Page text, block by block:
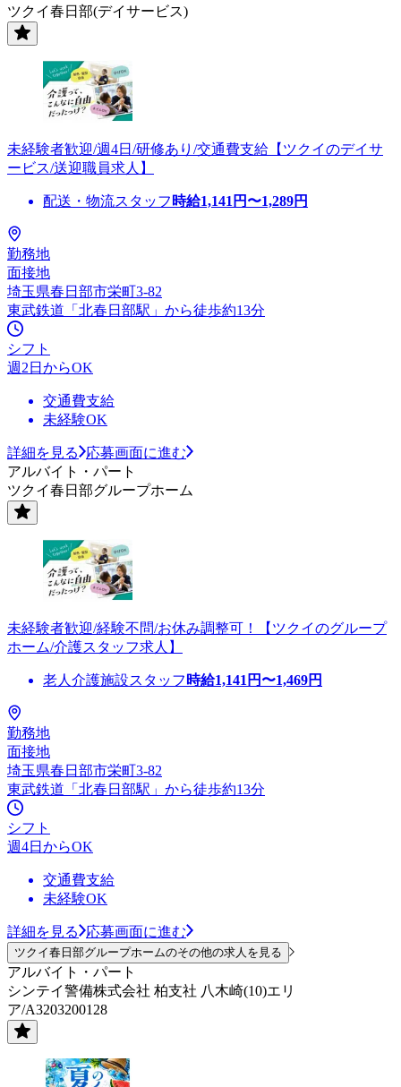
ツクイ春日部(デイサービス)
未経験者歓迎/週4日/研修あり/交通費支給【ツクイのデイサ
ービス/送迎職員求人】
配送・物流スタッフ 時給1,141 円〜1,289円
勤務地
面接地
埼玉県春日部市栄町3-82
東武鉄道「北春日部駅」から徒歩約13分
シフト
週2日からOK
交通費支給
未経験OK
詳細を見る
応募画面に進む
アルバイト・パート
ツクイ春日部グループホーム
未経験者歓迎/経験不問/お休み調整可！【ツクイのグループ
ホーム/介護スタッフ求人】
老人介護施設スタッフ 時給1,141 円〜1,469円
勤務地
面接地
埼玉県春日部市栄町3-82
東武鉄道「北春日部駅」から徒歩約13分
シフト
週4日からOK
交通費支給
未経験OK
詳細を見る 応募画面に進む
ツクイ春日部グループホームのその他の求人を見る
アルバイト・パート
シンテイ警備株式会社 柏支社 八木崎(10)エリ
ア/A3203200128